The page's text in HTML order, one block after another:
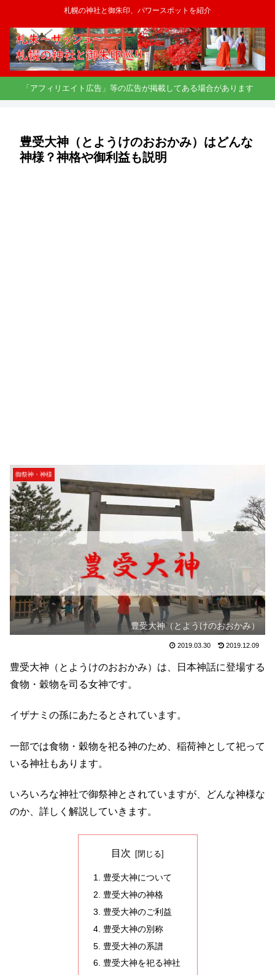
札幌の神社と御朱印、パワースポットを紹介
「アフィリエイト広告」等の広告が掲載してある場合があります
豊受大神（とようけのおおかみ）はどんな
神様？神格や御利益も説明
御祭神・神様
豊受大神（とようけのおおかみ）
2019.03.30 2019.12.09
豊受大神（とようけのおおかみ）は、日本神話に登場する
食物・穀物を司る女神です。
イザナミの孫にあたるとされています。
一部では食物・穀物を祀る神のため、稲荷神として祀って
いる神社もあります。
いろいろな神社で御祭神とされていますが、どんな神様な
のか、詳しく解説していきます。
目次
豊受大神について
豊受大神の神格
豊受大神のご利益
豊受大神の別称
豊受大神の系譜
豊受大神を祀る神社